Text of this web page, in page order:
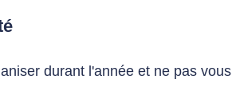
durant l'année et ne pas vous